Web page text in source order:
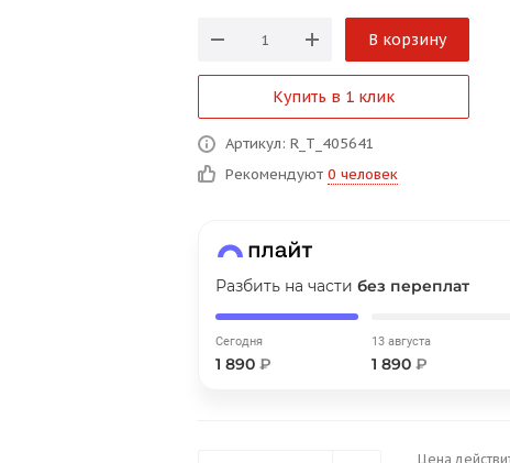
В корзину
Купить в 1 клик
Артикул: R_T_405641
Рекомендуют 0 человек
Разбить на части без переплат
Сегодня
1 890 ₽
13 августа
1 890 ₽
Цена
в корзину
Оплачивайте сегодня только